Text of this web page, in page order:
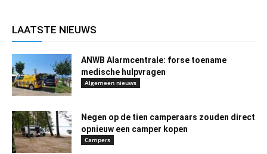
LAATSTE NIEUWS
ANWB Alarmcentrale: forse toename
medische hulpvragen
Algemeen nieuws
Negen op de tien camperaars zouden direct
opnieuw een camper kopen
Campers